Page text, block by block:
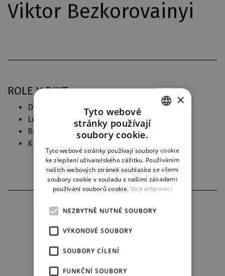
Viktor Bezkorovainyi
ROLE V DJKT
Dudo, rytíř, Roger, rytíř ( Armida
Lékař (
Věc Makropulos)
Remendado (Carmen)
Král (
)
GERMAN
×
Tyto webové
stránky používají
soubory cookie.
Tyto webové stránky používají soubory cookie
ke zlepšení uživatelského zážitku. Používáním
našich webových stránek souhlasíte se všemi
soubory cookie v souladu s našimi zásadami
používání souborů cookie. Více informací
NEZBYTNĚ NUTNÉ SOUBORY
VÝKONOVÉ SOUBORY
SOUBORY CÍLENÍ
FUNKČNÍ SOUBORY